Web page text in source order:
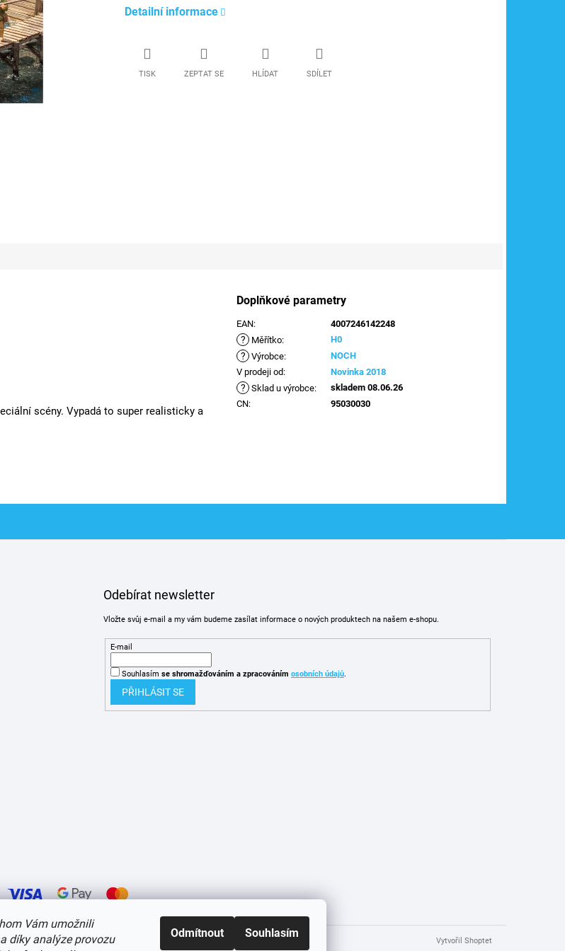
Vám umožnili
díky analýze provozu
Odmítnout Souhlasím
Detailní informace
TISK ZEPTAT SE HLÍDAT SDÍLET
scény. Vypadá to super realisticky a
Doplňkové parametry
EAN: 4007246142248
? Měřítko: H0
? Výrobce:
NOCH
V prodeji od: Novinka 2018
? Sklad u výrobce:
skladem 08.06.26
CN: 95030030
Odebírat newsletter
Vložte svůj e-mail a my vám budeme zasílat informace o nových produktech na našem e-shopu.
E-mail
Souhlasím se shromažďováním a zpracováním osobních údajů.
PŘIHLÁSIT SE
Vytvořil Shoptet